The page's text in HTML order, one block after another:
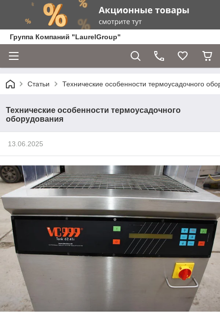
Группа Компаний "LaurelGroup"
Статьи Технические особенности термоусадочного
Технические особенности термоусадочного
оборудования
13.06.2025